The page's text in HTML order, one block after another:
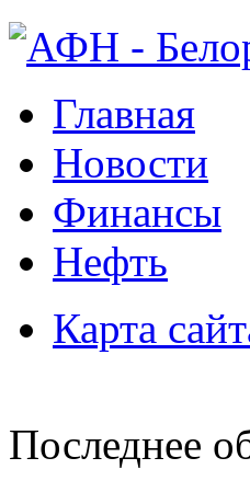
Главная
Новости
Финансы
Нефть
Карта
Последнее